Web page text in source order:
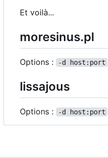
Et voilà...
moresinus.pl
Options : -d host:port
lissajous
Options : -d host:port